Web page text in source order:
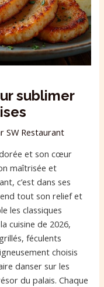
sublimer
SW Restaurant
dorée et son cœur
maîtrisée et
c’est dans ses
tout son relief et
les classiques
cuisine de 2026,
féculents
choisis
danser sur les
du palais. Chaque